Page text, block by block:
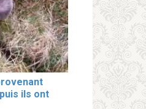
ils ont